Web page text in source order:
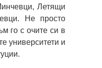
Летящи
Не просто
го с очите си в
университети и